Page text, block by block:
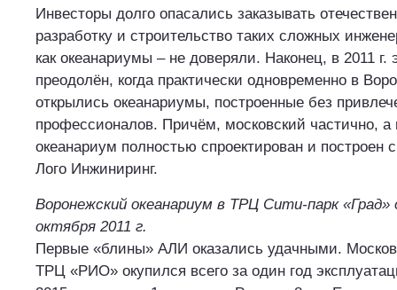
Инвесторы долго опасались заказывать
разработку и строительство таких сложных
как океанариумы – не доверяли. Наконец, в 2011 г.
преодолён, когда практически одновременно в
открылись океанариумы, построенные без
профессионалов. Причём, московский частично, а
океанариум полностью спроектирован и построен
Лого Инжиниринг.
Воронежский океанариум в ТРЦ Сити-парк
октября 2011 г.
Первые «блины» АЛИ оказались удачными.
ТРЦ «РИО» окупился всего за один год